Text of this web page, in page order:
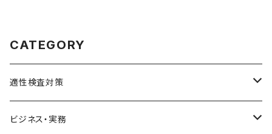
CATEGORY
適性検査対策
SPI対策
ビジネス・実務